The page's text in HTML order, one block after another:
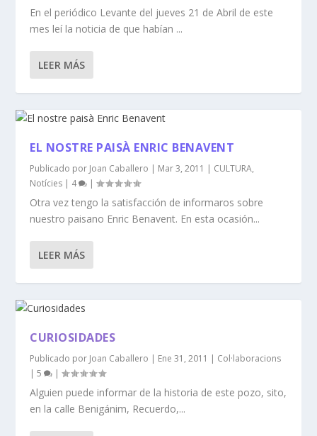
En el periódico Levante del jueves 21 de Abril de este
mes leí la noticia de que habían ...
LEER MÁS
EL NOSTRE PAISÀ ENRIC BENAVENT
Publicado por Joan Caballero | Mar 3, 2011 | CULTURA,
Notícies | 4 |
Otra vez tengo la satisfacción de informaros sobre
nuestro paisano Enric Benavent. En esta ocasión...
LEER MÁS
CURIOSIDADES
Publicado por Joan Caballero | Ene 31, 2011 | Col·laboracions
|5 |
Alguien puede informar de la historia de este pozo, sito,
en la calle Benigánim, Recuerdo,...